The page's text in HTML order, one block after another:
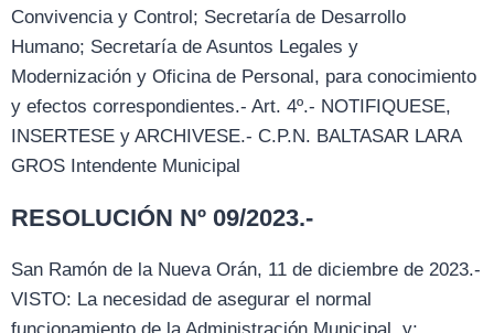
Convivencia y Control; Secretaría de Desarrollo
Humano; Secretaría de Asuntos Legales y
Modernización y Oficina de Personal, para conocimiento
y efectos correspondientes.- Art. 4º.- NOTIFIQUESE,
INSERTESE y ARCHIVESE.- C.P.N. BALTASAR LARA
GROS Intendente Municipal
RESOLUCIÓN Nº 09/2023.-
San Ramón de la Nueva Orán, 11 de diciembre de 2023.-
VISTO: La necesidad de asegurar el normal